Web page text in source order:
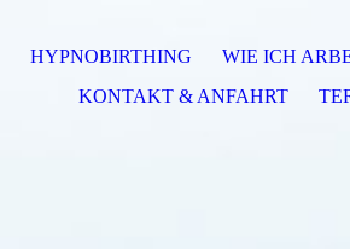
HYPNOBIRTHING WIE ICH
KONTAKT & ANFAHRT